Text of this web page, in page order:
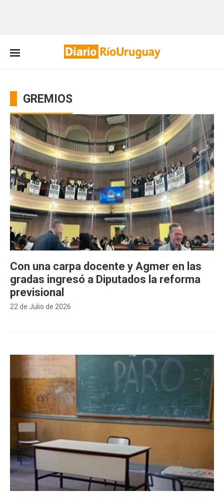
GREMIOS
22 de Julio de 2026
Con una carpa docente y Agmer en las
gradas ingresó a Diputados la reforma
previsional